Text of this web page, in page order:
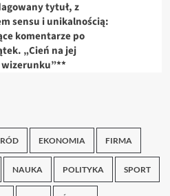
tytuł, z
sensu i unikalnością:
komentarze po
„Cień na jej
EKONOMIA FIRMA
NAUKA POLITYKA SPORT